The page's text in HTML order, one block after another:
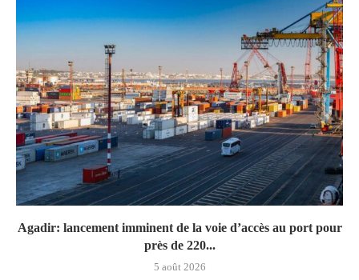
Agadir: lancement imminent de la voie d’accès au port pour
près de 220...
5 août 2026